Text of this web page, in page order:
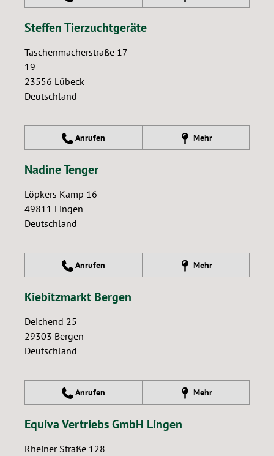
Steffen Tierzuchtgeräte
Taschenmacherstraße 17-
19
23556 Lübeck
Deutschland
Anrufen Mehr
Nadine Tenger
Löpkers Kamp 16
49811 Lingen
Deutschland
Anrufen Mehr
Kiebitzmarkt Bergen
Deichend 25
29303 Bergen
Deutschland
Anrufen Mehr
Equiva Vertriebs GmbH Lingen
Rheiner Straße 128